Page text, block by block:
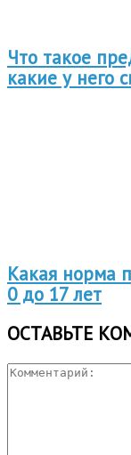
Что такое
какие у него
Какая норма
0 до 17 лет
ОСТАВЬТЕ